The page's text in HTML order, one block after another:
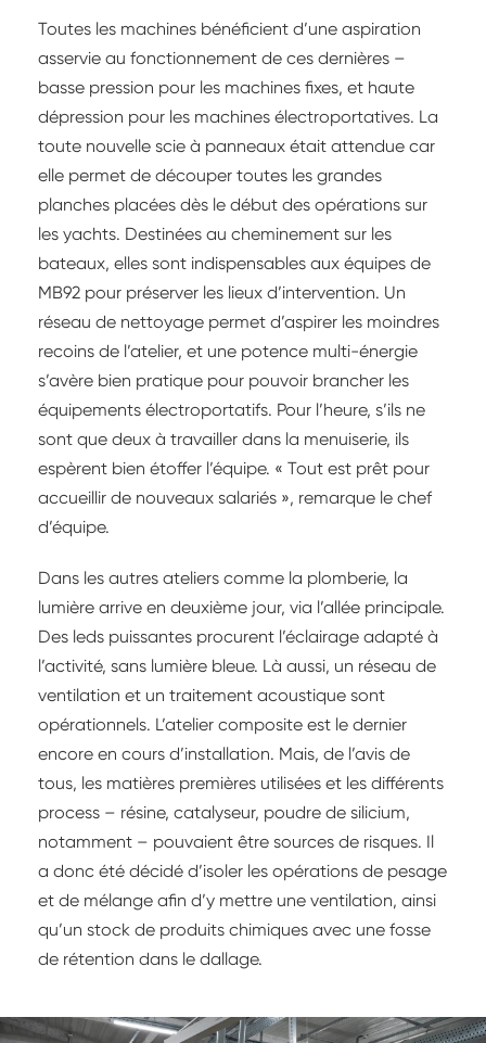
Toutes les machines bénéficient d’une aspiration
asservie au fonctionnement de ces dernières –
basse pression pour les machines fixes, et haute
dépression pour les machines électroportatives. La
toute nouvelle scie à panneaux était attendue car
elle permet de découper toutes les grandes
planches placées dès le début des opérations sur
les yachts. Destinées au cheminement sur les
bateaux, elles sont indispensables aux équipes de
MB92 pour préserver les lieux d’intervention. Un
réseau de nettoyage permet d’aspirer les moindres
recoins de l’atelier, et une potence multi-énergie
s’avère bien pratique pour pouvoir brancher les
équipements électroportatifs. Pour l’heure, s’ils ne
sont que deux à travailler dans la menuiserie, ils
espèrent bien étoffer l’équipe. « Tout est prêt pour
accueillir de nouveaux salariés », remarque le chef
d’équipe.
Dans les autres ateliers comme la plomberie, la
lumière arrive en deuxième jour, via l’allée principale.
Des leds puissantes procurent l’éclairage adapté à
l’activité, sans lumière bleue. Là aussi, un réseau de
ventilation et un traitement acoustique sont
opérationnels. L’atelier composite est le dernier
encore en cours d’installation. Mais, de l’avis de
tous, les matières premières utilisées et les différents
process – résine, catalyseur, poudre de silicium,
notamment – pouvaient être sources de risques. Il
a donc été décidé d’isoler les opérations de pesage
et de mélange afin d’y mettre une ventilation, ainsi
qu’un stock de produits chimiques avec une fosse
de rétention dans le dallage.